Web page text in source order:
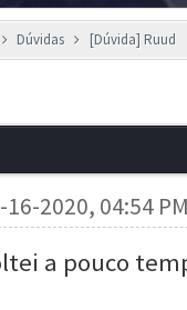
Dúvidas [Dúvida] Ruud
16-2020, 04:54
a pouco